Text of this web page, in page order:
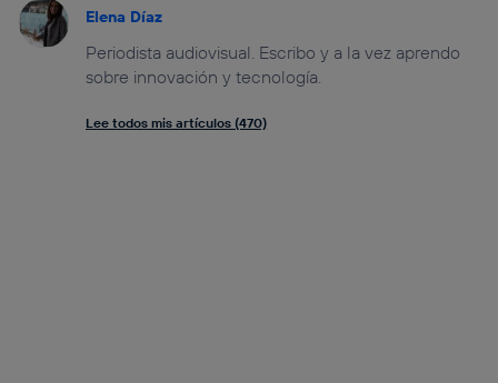
Elena Díaz
Periodista audiovisual. Escribo y a la vez aprendo
sobre innovación y tecnología.
Lee todos mis artículos (470)